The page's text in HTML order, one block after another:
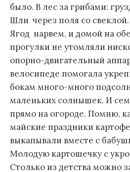
было. В лес за грибами:
Шли через поля со
Ягод нарвем, и домой на
прогулки не утомляли
опорно-двигательный
велосипеде помогала
бокам много-много
маленьких солнышек. И
прямо на огороде. Помню,
майские праздники
выкапывали вместе с
Молодую картошечку с
Столько из детства можно